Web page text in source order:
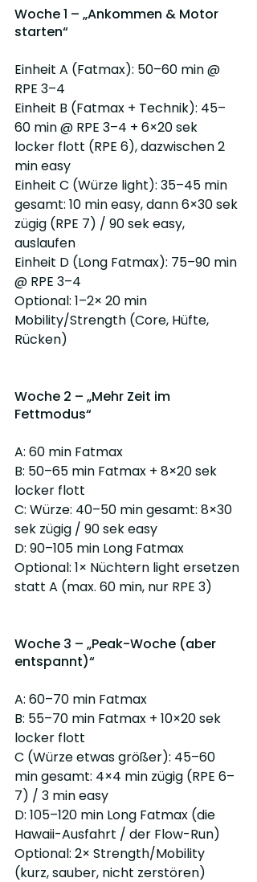
Woche 1 – „Ankommen & Motor
starten“
Einheit A (Fatmax): 50–60 min @
RPE 3–4
Einheit B (Fatmax + Technik): 45–
60 min @ RPE 3–4 + 6×20 sek
locker flott (RPE 6), dazwischen 2
min easy
Einheit C (Würze light): 35–45 min
gesamt: 10 min easy, dann 6×30 sek
zügig (RPE 7) / 90 sek easy,
auslaufen
Einheit D (Long Fatmax): 75–90 min
@ RPE 3–4
Optional: 1–2× 20 min
Mobility/Strength (Core, Hüfte,
Rücken)
Woche 2 – „Mehr Zeit im
Fettmodus“
A: 60 min Fatmax
B: 50–65 min Fatmax + 8×20 sek
locker flott
C: Würze: 40–50 min gesamt: 8×30
sek zügig / 90 sek easy
D: 90–105 min Long Fatmax
Optional: 1× Nüchtern light ersetzen
statt A (max. 60 min, nur RPE 3)
Woche 3 – „Peak-Woche (aber
entspannt)“
A: 60–70 min Fatmax
B: 55–70 min Fatmax + 10×20 sek
locker flott
C (Würze etwas größer): 45–60
min gesamt: 4×4 min zügig (RPE 6–
7) / 3 min easy
D: 105–120 min Long Fatmax (die
Hawaii-Ausfahrt / der Flow-Run)
Optional: 2× Strength/Mobility
(kurz, sauber, nicht zerstören)